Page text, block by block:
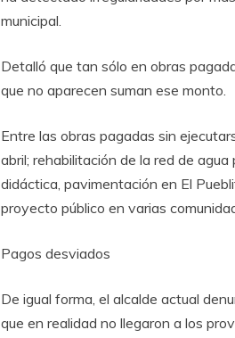
municipal.
Detalló que tan sólo en obras
que no aparecen suman ese monto.
Entre las obras pagadas sin
abril; rehabilitación de la red de
didáctica, pavimentación en El
proyecto público en varias
Pagos desviados
De igual forma, el alcalde actual
que en realidad no llegaron a los